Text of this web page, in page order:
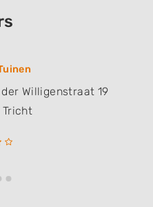
Willigenstraat 19
Tricht